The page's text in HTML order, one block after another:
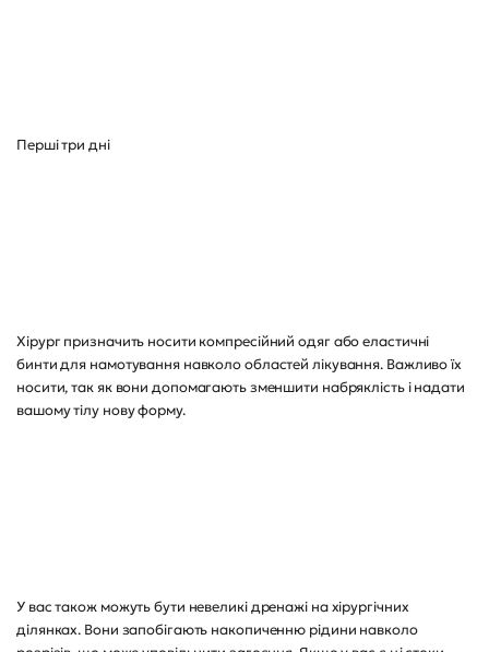
Перші три дні
Хірург призначить носити компресійний одяг або еластичні
бинти для намотування навколо областей лікування. Важливо їх
носити, так як вони допомагають зменшити набряклість і надати
вашому тілу нову форму.
У вас також можуть бути невеликі дренажі на хірургічних
ділянках. Вони запобігають накопиченню рідини навколо